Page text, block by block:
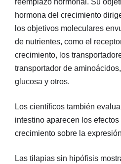
hormona del crecimiento
los objetivos moleculares
de nutrientes, como el
crecimiento, los
transportador de
glucosa y otros.
Los científicos también
intestino aparecen los
crecimiento sobre la
Las tilapias sin hipófisis